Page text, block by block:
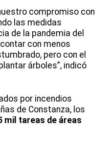
compromiso con
las medidas
de la pandemia del
con menos
pero con el
árboles”, indicó
por incendios
de Constanza, los
mil tareas de áreas